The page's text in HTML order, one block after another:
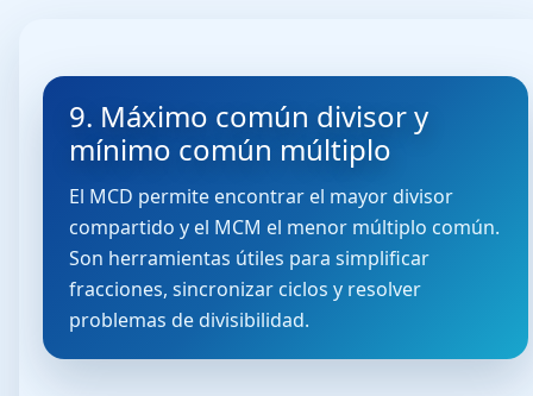
9. Máximo común divisor y
mínimo común múltiplo
El MCD permite encontrar el mayor divisor
compartido y el MCM el menor múltiplo común.
Son herramientas útiles para simplificar
fracciones, sincronizar ciclos y resolver
problemas de divisibilidad.